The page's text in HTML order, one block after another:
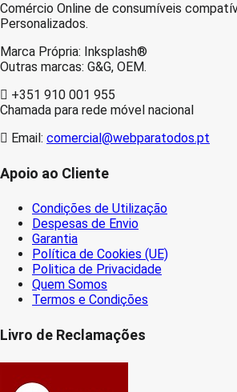
Comércio Online de consumíveis
Personalizados.
Marca Própria: Inksplash®
Outras marcas: G&G, OEM.
+351 910 001 955
Chamada para rede móvel nacional
Email: comercial@webparatodos.pt
Apoio ao Cliente
Condições de Utilização
Despesas de Envio
Garantia
Política de Cookies (UE)
Politica de Privacidade
Quem Somos
Termos e Condições
Livro de Reclamações